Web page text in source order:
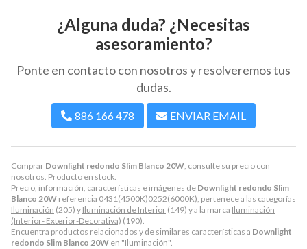
Comprar Downlight redondo Slim Blanco 20W, consulte su precio con
nosotros. Producto en stock.
Precio, información, características e imágenes de Downlight redondo Slim
Blanco 20W referencia 0431(4500K)0252(6000K), pertenece a las categorías
Iluminación (205) y Iluminación de Interior (149) y a la marca Iluminación
(Interior- Exterior-Decorativa) (190).
Encuentra productos relacionados y de similares características a Downlight
redondo Slim Blanco 20W en "Iluminación".
¿Alguna duda? ¿Necesitas
asesoramiento?
Ponte en contacto con nosotros y resolveremos tus
dudas.
886 166 478 ENVIAR EMAIL